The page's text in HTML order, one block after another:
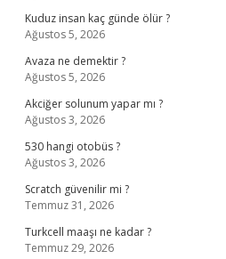
Kuduz insan kaç günde ölür ?
Ağustos 5, 2026
Avaza ne demektir ?
Ağustos 5, 2026
Akciğer solunum yapar mı ?
Ağustos 3, 2026
530 hangi otobüs ?
Ağustos 3, 2026
Scratch güvenilir mi ?
Temmuz 31, 2026
Turkcell maaşı ne kadar ?
Temmuz 29, 2026